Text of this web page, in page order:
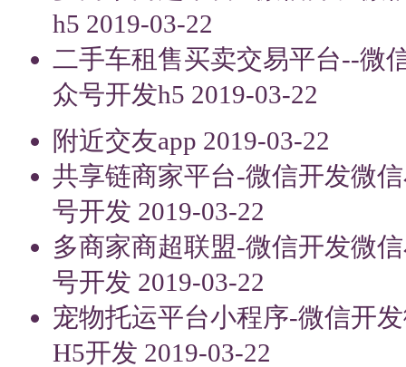
h5 2019-03-22
二手车租售买卖交易平台--微
众号开发h5 2019-03-22
附近交友app 2019-03-22
共享链商家平台-微信开发微
号开发 2019-03-22
多商家商超联盟-微信开发微
号开发 2019-03-22
宠物托运平台小程序-微信开
H5开发 2019-03-22